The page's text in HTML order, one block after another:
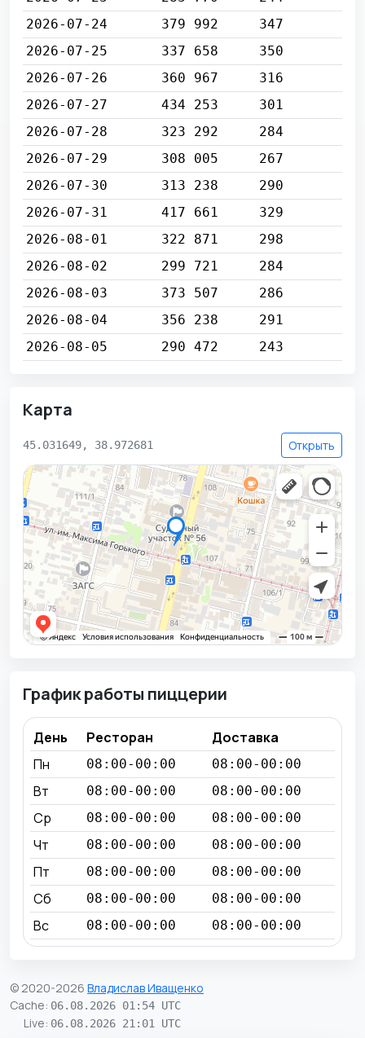
2026-07-24
379 992
347
2026-07-25
337 658
350
2026-07-26
360 967
316
2026-07-27
434 253
301
2026-07-28
323 292
284
2026-07-29
308 005
267
2026-07-30
313 238
290
2026-07-31
417 661
329
2026-08-01
322 871
298
2026-08-02
299 721
284
2026-08-03
373 507
286
2026-08-04
356 238
291
2026-08-05
290 472 243
Карта
45.031649, 38.972681 Открыть
График работы пиццерии
День Ресторан
Доставка
Пн
08:00-00:00 08:00-00:00
Вт 08:00-00:00 08:00-00:00
Ср 08:00-00:00 08:00-00:00
Чт 08:00-00:00 08:00-00:00
Пт 08:00-00:00 08:00-00:00
Сб 08:00-00:00 08:00-00:00
Вс 08:00-00:00 08:00-00:00
© 2020-2026 Владислав Иващенко
Cache: 06.08.2026 01:54 UTC
Live: 06.08.2026 21:01 UTC